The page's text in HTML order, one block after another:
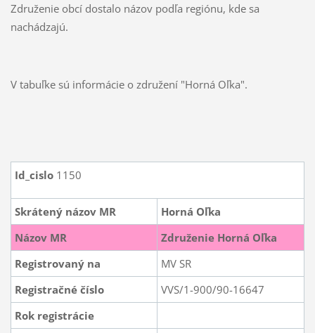
Združenie obcí dostalo názov podľa regiónu, kde sa
nachádzajú.
V tabuľke sú informácie o združení "Horná Oľka".
Id_cislo1150
Skrátený názov MR
Horná Oľka
Názov MR
Združenie Horná Oľka
Registrovaný na
MV SR
Registračné číslo
VVS/1-900/90-16647
Rok registrácie